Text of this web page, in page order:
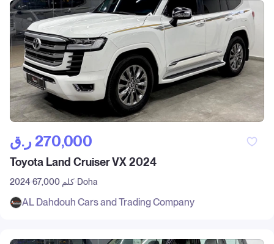
ر.ق‎ 270,000
Toyota Land Cruiser VX 2024
2024 67,000 كلم Doha
AL Dahdouh Cars and Trading Company